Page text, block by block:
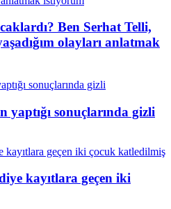
Ben Serhat Telli,
olayları anlatmak
yaptığı sonuçlarında gizli
kayıtlara geçen iki